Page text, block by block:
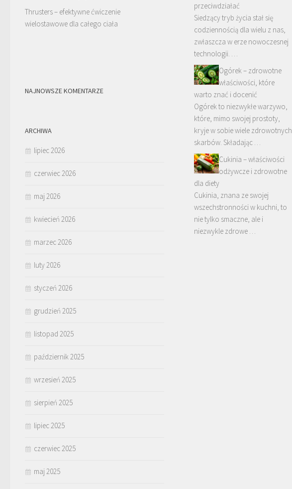
Thrusters – efektywne ćwiczenie
wielostawowe dla całego ciała
NAJNOWSZE KOMENTARZE
ARCHIWA
lipiec 2026
czerwiec 2026
maj 2026
kwiecień 2026
marzec 2026
luty 2026
styczeń 2026
grudzień 2025
listopad 2025
październik 2025
wrzesień 2025
sierpień 2025
lipiec 2025
czerwiec 2025
maj 2025
przeciwdziałać
Siedzący tryb życia stał się
codziennością dla wielu z nas,
zwłaszcza w erze nowoczesnej
technologii. …
Ogórek – zdrowotne
właściwości, które
warto znać i docenić
Ogórek to niezwykłe warzywo,
które, mimo swojej prostoty,
kryje w sobie wiele zdrowotnych
skarbów. Składając …
Cukinia – właściwości
odżywcze i zdrowotne
dla diety
Cukinia, znana ze swojej
wszechstronności w kuchni, to
nie tylko smaczne, ale i
niezwykle zdrowe …